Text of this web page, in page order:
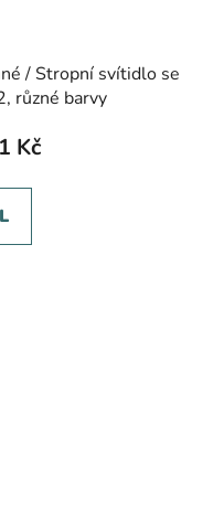
/ Stropní svítidlo se
různé barvy
Kč